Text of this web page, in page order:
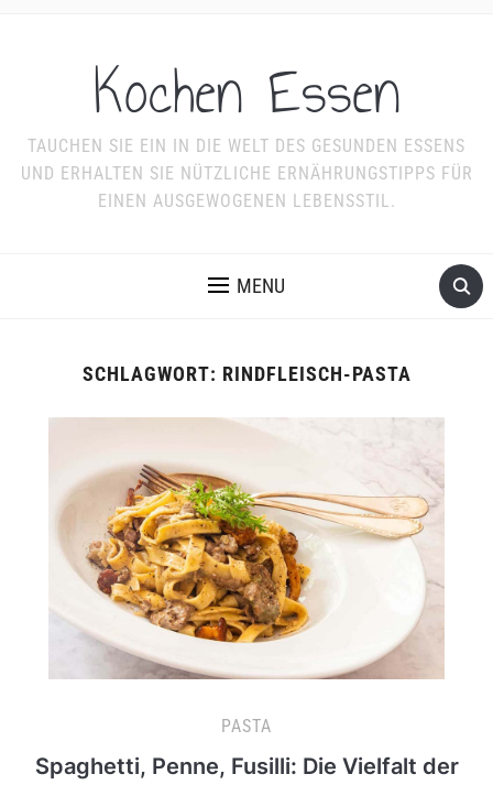
Kochen Essen
TAUCHEN SIE EIN IN DIE WELT DES GESUNDEN ESSENS
UND ERHALTEN SIE NÜTZLICHE ERNÄHRUNGSTIPPS FÜR
EINEN AUSGEWOGENEN LEBENSSTIL.
MENU
SCHLAGWORT: RINDFLEISCH-PASTA
PASTA
Spaghetti, Penne, Fusilli: Die Vielfalt der